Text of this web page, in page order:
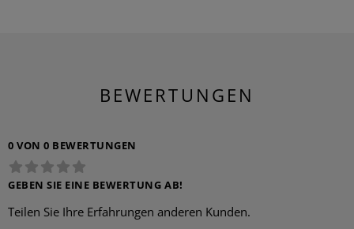
BEWERTUNGEN
0 VON 0 BEWERTUNGEN
GEBEN SIE EINE BEWERTUNG AB!
Teilen Sie Ihre Erfahrungen anderen Kunden.